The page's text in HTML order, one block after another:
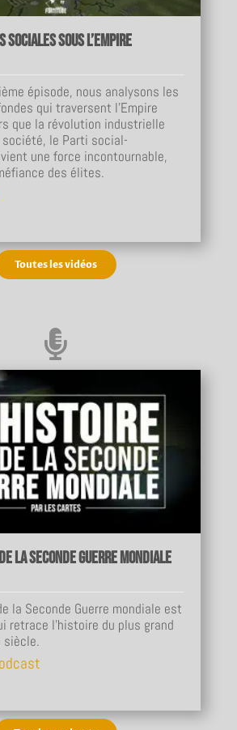
sous l’Empire
épisode, nous analysons les
qui traversent l’Empire
que la révolution industrielle
le Parti social-
une force incontournable,
des élites.
Toutes les vidéos

la Seconde Guerre mondiale
la Seconde Guerre mondiale est
retrace l'histoire du plus grand
siècle.